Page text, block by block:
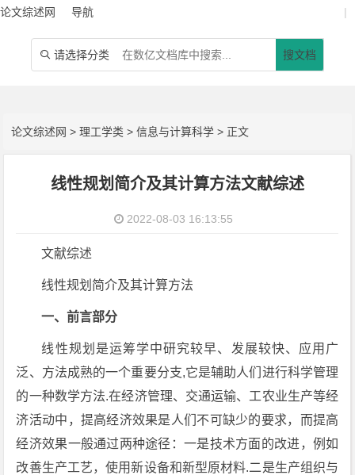
论文综述网 导航 |
 请选择分类 搜文档
论文综述网 >理工学类 >信息与计算科学 > 正文
线性规划简介及其计算方法文献综述
2022-08-03 16:13:55
文献综述
线性规划简介及其计算方法
一、前言部分
线性规划是运筹学中研究较早、发展较快、应用广
泛、方法成熟的一个重要分支,它是辅助人们进行科学管理
的一种数学方法.在经济管理、交通运输、工农业生产等经
济活动中，提高经济效果是人们不可缺少的要求，而提高
经济效果一般通过两种途径：一是技术方面的改进，例如
改善生产工艺，使用新设备和新型原材料.二是生产组织与